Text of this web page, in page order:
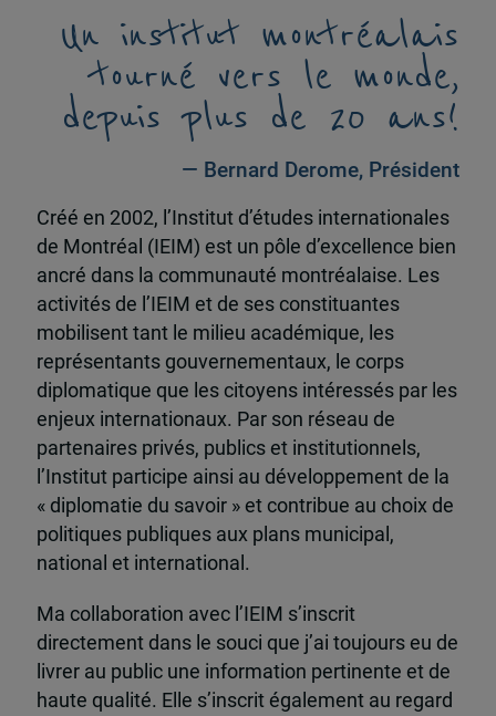
Un institut montréalais
tourné vers le monde,
depuis plus de 20 ans!
— Bernard Derome, Président
Créé en 2002, l’Institut d’études internationales
de Montréal (IEIM) est un pôle d’excellence bien
ancré dans la communauté montréalaise. Les
activités de l’IEIM et de ses constituantes
mobilisent tant le milieu académique, les
représentants gouvernementaux, le corps
diplomatique que les citoyens intéressés par les
enjeux internationaux. Par son réseau de
partenaires privés, publics et institutionnels,
l’Institut participe ainsi au développement de la
« diplomatie du savoir » et contribue au choix de
politiques publiques aux plans municipal,
national et international.
Ma collaboration avec l’IEIM s’inscrit
directement dans le souci que j’ai toujours eu de
livrer au public une information pertinente et de
haute qualité. Elle s’inscrit également au regard